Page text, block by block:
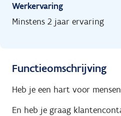
Werkervaring
Minstens 2 jaar ervaring
Functieomschrijving
Heb je een hart voor
En heb je graag